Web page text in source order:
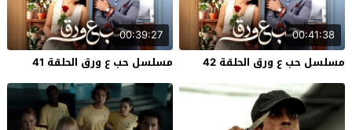
00:41:38
مسلسل حب ع ورق الحلقة 42
00:39:27
مسلسل حب ع ورق الحلقة 41